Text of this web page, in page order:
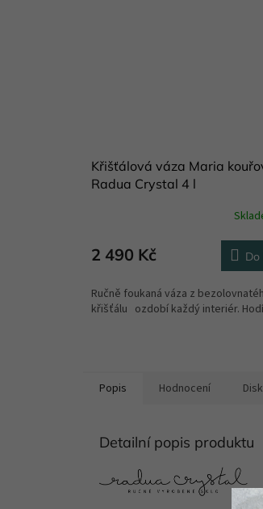
Křišťálová váza Maria
Radua Crystal 4 l
2 490 Kč Do
Ručně foukaná váza z
křišťálu ozdobí každý interiér. Hodí
Popis Hodnocení
Detailní popis produktu